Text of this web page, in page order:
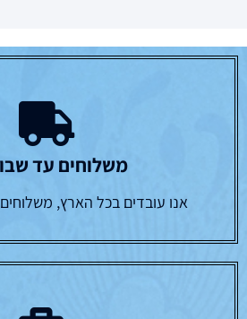
משלוחים עד
אנו עובדים בכל הארץ,